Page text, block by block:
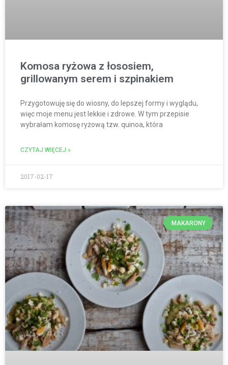
Komosa ryżowa z łososiem,
grillowanym serem i szpinakiem
Przygotowuję się do wiosny, do lepszej formy i wyglądu,
więc moje menu jest lekkie i zdrowe. W tym przepisie
wybrałam komosę ryżową tzw. quinoa, która
CZYTAJ WIĘCEJ »
2017-02-17
MAKARONY